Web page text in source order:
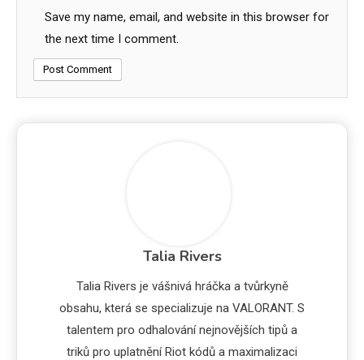
Save my name, email, and website in this browser for
the next time I comment.
Talia Rivers
Talia Rivers je vášnivá hráčka a tvůrkyně
obsahu, která se specializuje na VALORANT. S
talentem pro odhalování nejnovějších tipů a
triků pro uplatnění Riot kódů a maximalizaci